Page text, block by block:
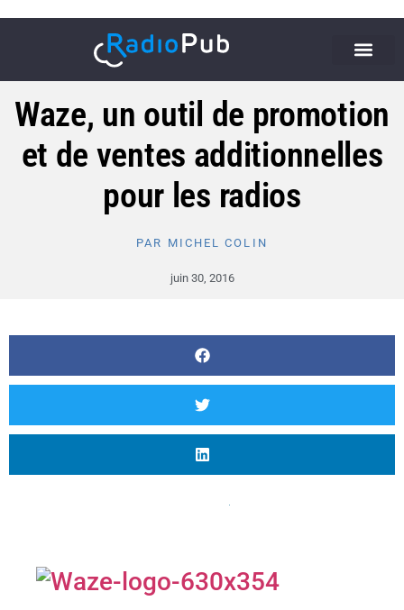
Waze, un outil de promotion
et de ventes additionnelles
pour les radios
PAR MICHEL COLIN
juin 30, 2016